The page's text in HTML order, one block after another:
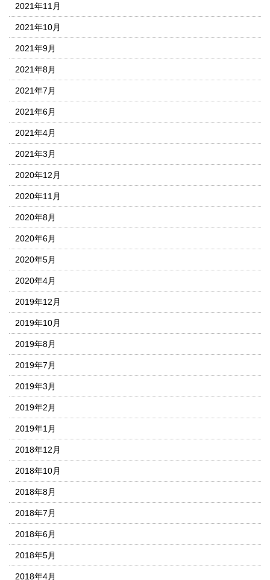
2021年11月
2021年10月
2021年9月
2021年8月
2021年7月
2021年6月
2021年4月
2021年3月
2020年12月
2020年11月
2020年8月
2020年6月
2020年5月
2020年4月
2019年12月
2019年10月
2019年8月
2019年7月
2019年3月
2019年2月
2019年1月
2018年12月
2018年10月
2018年8月
2018年7月
2018年6月
2018年5月
2018年4月